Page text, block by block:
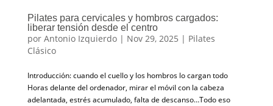
Pilates para cervicales y hombros cargados:
liberar tensión desde el centro
por Antonio Izquierdo| Nov 29, 2025 | Pilates
Clásico
Introducción: cuando el cuello y los hombros lo cargan todo
Horas delante del ordenador, mirar el móvil con la cabeza
adelantada, estrés acumulado, falta de descanso…Todo eso